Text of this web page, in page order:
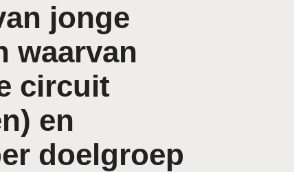
jonge
waarvan
circuit
en
doelgroep